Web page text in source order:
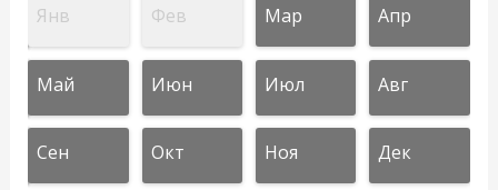
Янв Фев Мар Апр
Май Июн Июл Авг
Сен Окт Ноя Дек